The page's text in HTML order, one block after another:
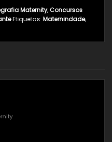
Maternity,Concursos
Etiquetas: Maternindade,